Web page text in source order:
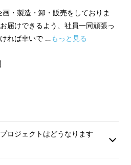
ゼントに早変わり！
は、ギフトボックスに入
供給状況、
出荷時期が
※ご注文状況、使用
製造工程上の都合
遅れる場合があり
・製造・卸・販売をしておりま
届けできるよう、社員一同頑張っ
れば幸いで …もっと見る
ロジェクトはどうなります